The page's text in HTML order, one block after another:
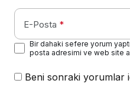
E-Posta *
Bir dahaki sefere yorum
posta adresimi ve web site
Beni sonraki yorumlar